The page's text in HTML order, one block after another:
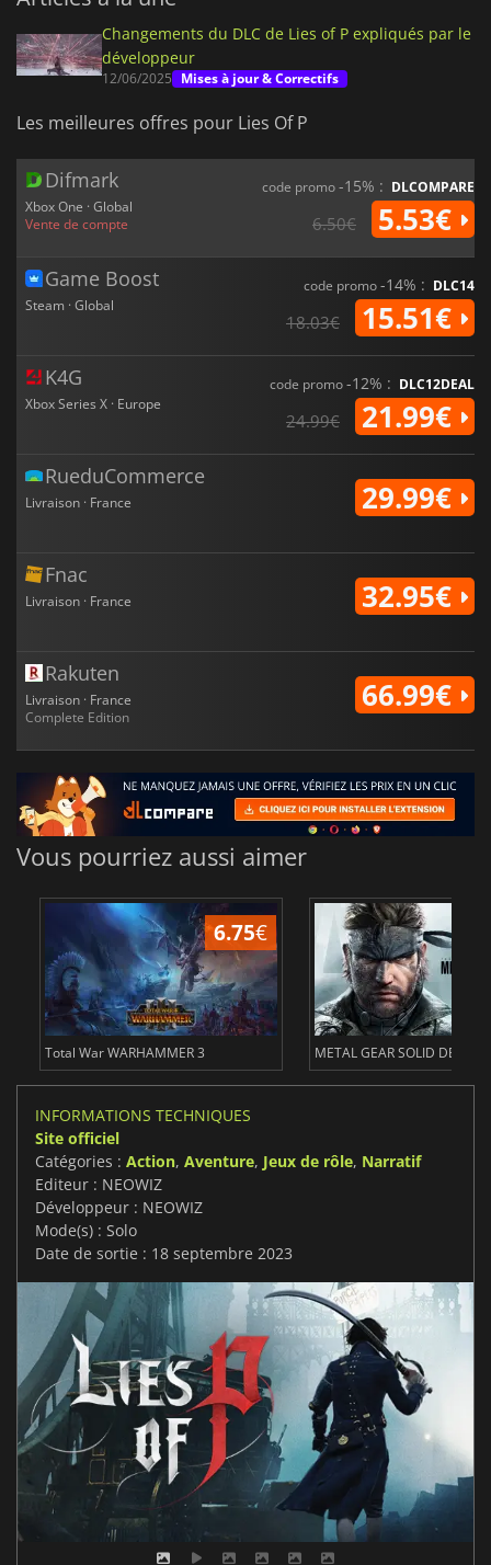
Changements du DLC de Lies of P expliqués par le
développeur
12/06/2025 Mises à jour & Correctifs
Les meilleures offres pour Lies Of P
Difmark
Xbox One · Global
Vente de compte
code promo-15% : DLCOMPARE
6.50€ 5.53€
Game Boost
Steam · Global
code promo-14% : DLC14
18.03€ 15.51€
K4G
Xbox Series X · Europe
code promo-12% : DLC12DEAL
24.99€ 21.99€
RueduCommerce
Livraison · France 29.99€
Fnac
Livraison · France 32.95€
Rakuten
Livraison · France
Complete Edition
66.99€
Vous pourriez aussi aimer
17.94€
Borderlands 4 Subnautica 2
INFORMATIONS TECHNIQUES
Site officiel
Catégories : Action, Aventure, Jeux de rôle, Narratif
Editeur : NEOWIZ
Développeur : NEOWIZ
Mode(s) : Solo
Date de sortie : 18 septembre 2023